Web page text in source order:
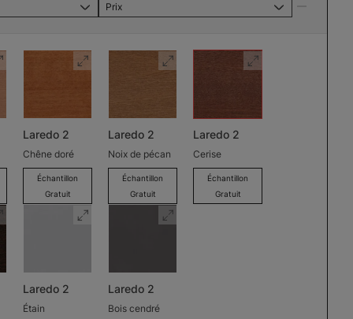
Prix
Laredo 2
Chêne doré
Échantillon
Gratuit
Laredo 2
Noix de pécan
Échantillon
Gratuit
Laredo 2
Cerise
Échantillon
Gratuit
Laredo 2
Étain
Laredo 2
Bois cendré